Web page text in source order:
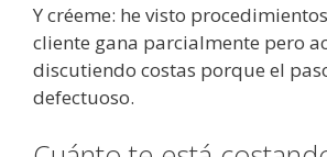
Y créeme: he visto
cliente gana parcialmente pero
discutiendo costas porque el
defectuoso.